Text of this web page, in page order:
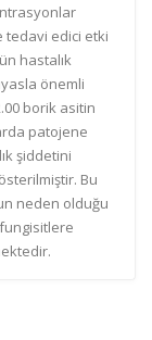
tedavi edici etki
hastalık
önemli
borik asitin
patojene
şiddetini
Bu
neden olduğu